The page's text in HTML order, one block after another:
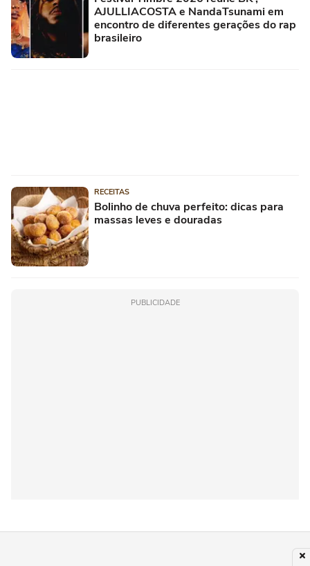
AJULLIACOSTA e NandaTsunami em
encontro de diferentes gerações do rap
brasileiro
RECEITAS
Bolinho de chuva perfeito: dicas para
massas leves e douradas
PUBLICIDADE